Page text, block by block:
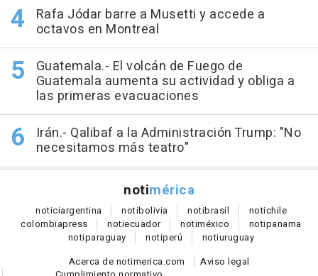
Rafa Jódar barre a Musetti y accede a
octavos en Montreal
Guatemala.- El volcán de Fuego de
Guatemala aumenta su actividad y obliga a
las primeras evacuaciones
Irán.- Qalibaf a la Administración Trump: "No
necesitamos más teatro"
notimérica
noticiargentina notibolivia notibrasil notichile
colombiapress notiecuador notiméxico notipanama
notiparaguay notiperú notiuruguay
Acerca de notimerica.com
Aviso legal